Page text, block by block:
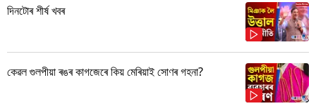
দিনটোৰ শীৰ্ষ খবৰ
কেৱল গুলপীয়া ৰঙৰ কাগজেৰে কিয় মেৰিয়াই সোণৰ গহনা?